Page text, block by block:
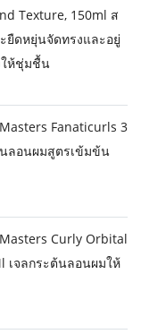
Texture, 150ml ส
ยืดหยุ่นจัดทรงและอยู่
ให้ชุ่มชื้น
Masters Fanaticurls 3
ลอนผมสูตรเข้มข้น
Masters Curly Orbital
เจลกระต้นลอนผมให้